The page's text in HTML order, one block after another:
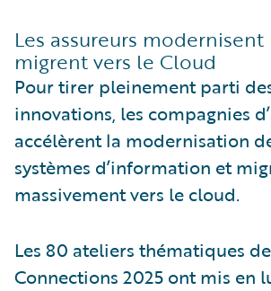
Les assureurs
migrent vers le Cloud
Pour tirer pleinement parti
innovations, les compagnies
accélèrent la modernisation
systèmes d’information et
massivement vers le cloud.
Les 80 ateliers thématiques
Connections 2025 ont mis en